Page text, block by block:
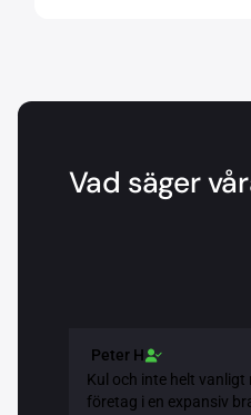
Vad säger